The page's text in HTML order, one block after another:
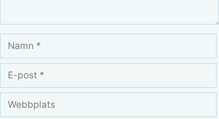
Namn
E-
post
Webbplats